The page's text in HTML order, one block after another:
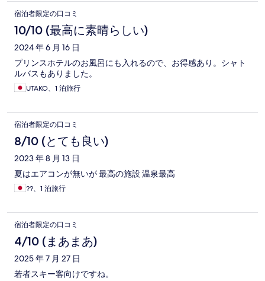
宿泊者限定の口コミ
10/10 (最高に素晴らしい)
2024 年 6 月 16 日
プリンスホテルのお風呂にも入れるので、お得感あり。シャト
ルバスもありました。
UTAKO、1 泊旅行
宿泊者限定の口コミ
8/10 (とても良い)
2023 年 8 月 13 日
夏はエアコンが無いが 最高の施設 温泉最高
??、1 泊旅行
宿泊者限定の口コミ
4/10 (まあまあ)
2025 年 7 月 27 日
若者スキー客向けですね。